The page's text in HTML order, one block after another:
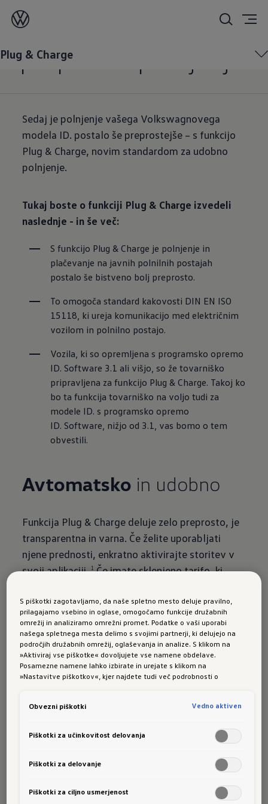
Plug & Charge
Plug & Charge:
preprosto polnjenje
Sedaj je polnjenje vašega Volkswagnovega
modela ID. postalo še preprostejše – s funkcijo
Plug & Charge, novim standardom za udobno
polnjenje.
Tukaj boste o funkciji Plug & Charge izvedeli
naslednje - in še več:
S funkcijo Plug & Charge je polnjenje in
plačevanje na javnih polnilnih postajah
postalo še bistveno bolj preprosto.
To omogoča standard kakovosti DIN EN ISO
15118, ki ureja komunikacijo med električnim
vozilom in polnilno postajo.
Vozila, ki so opremljena s programsko opremo
ID. Software 3.1 ali višjo, so že tovarniško
pripravljena za funkcijo Plug & Charge. Takoj ko
bo ta funkcija tovarniško na voljo tudi za
modele ID. s programsko opremo
ID. Software, nižjo od 3.1, vas bomo o tem
obvestili.
Avtomatsko in udobno
Funkcija Plug & Charge deluje zelo preprosto, je
transparentna in varna. Če želite uporabljati
njene prednosti, enkratno aktivirajte storitev v
svoji aplikaciji.1 Če imate sklenjeno tarifo, ki
primer2ali We Charge Plus,2in ste glavni
uporabnik svojega modela ID., lahko že takoj na
začetku v spletnem načinu enkratno
avtentificirate svoje vozilo ID. Nato se
preprosto pripeljete do polnilnega stebrička Plug
& Charge in vstavite polnilni kabel. Prijava,
elektriko napolniti na polnilnem stebričku brez
problema. Vendar pa morate v tem primeru
ročno.
S piškotki zagotavljamo, da naše spletno mesto deluje pravilno,
prilagajamo vsebino in oglase, omogočamo funkcije družabnih
omrežij in analiziramo omrežni promet. Podatke o vaši uporabi
našega spletnega mesta delimo s svojimi partnerji, ki delujejo na
področjih družabnih omrežij, oglaševanja in analize. S klikom na
»Aktiviraj vse piškotke« dovoljujete vse namene obdelave.
Posamezne namene lahko izbirate in urejate s klikom na
»Nastavitve piškotkov«, kjer najdete tudi več podrobnosti o
Obvezni piškotki
Vedno aktiven
Piškotki za učinkovitost delovanja
Piškotki za delovanje
Piškotki za ciljno usmerjenost